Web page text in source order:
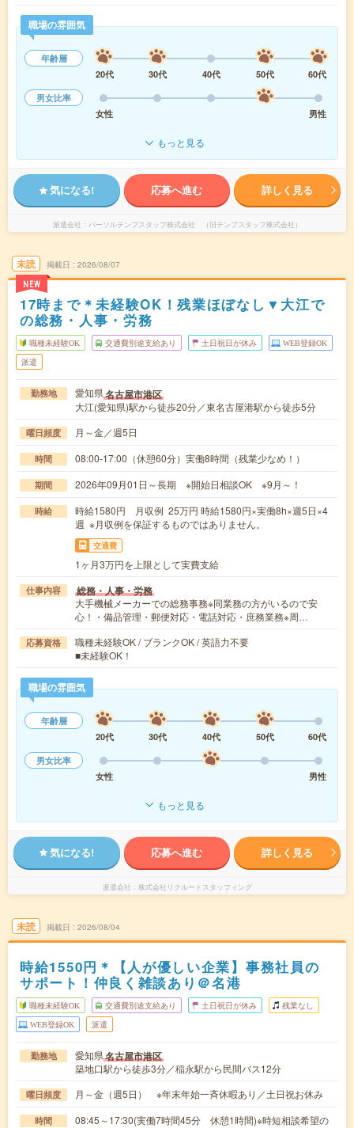
職場の雰囲気
年齢層
20代
30代 40代 50代
60代
男女比率
女性
男性
もっと見る
気になる! 応募へ進む 詳しく見る
派遣会社 パーソルテンプスタッフ株式会社 （旧テンプスタッフ株式会社）
未読
NEW
掲載日 2026/08/07
17時まで＊未経験OK！残業ほぼなし▼大江で
の総務・人事・労務
職種未経験OK 交通費別途支給あり 土日祝日が休み WEB登録OK
派遣
勤務地 愛知県名古屋市港区
大江(愛知県)駅から徒歩20分／東名古屋港駅から徒歩5分
曜日頻度 月～金／週5日
時間 08:00-17:00（休憩60分）実働8時間（残業少なめ！）
期間 2026年09月01日～長期 ※開始日相談OK ※9月～！
時給
時給1580円 月収例 25万円 時給1580円×実働8h×週5日×4
週 ※月収例を保証するものではありません。
交通費
1ヶ月3万円を上限として実費支給
仕事内容 総務・人事・労務
大手機械メーカーでの総務事務※同業務の方がいるので安
心！・備品管理・郵便対応・電話対応・庶務業務※周…
応募資格
職種未経験OK / ブランクOK / 英語力不要
■未経験OK！
職場の雰囲気
年齢層
20代
30代 40代 50代
60代
男女比率
女性
男性
もっと見る
気になる! 応募へ進む 詳しく見る
派遣会社 株式会社リクルートスタッフィング
未読 掲載日 2026/08/04
時給1550円＊【人が優しい企業】事務社員の
サポート！仲良く雑談あり＠名港
職種未経験OK 交通費別途支給あり 土日祝日が休み 残業なし
WEB登録OK 派遣
勤務地 愛知県名古屋市港区
築地口駅から徒歩3分／稲永駅から民間バス12分
曜日頻度 月～金（週5日） ※年末年始一斉休暇あり／土日祝お休み
時間
08:45～17:30(実働7時間45分 休憩1時間)※時短相談希望の